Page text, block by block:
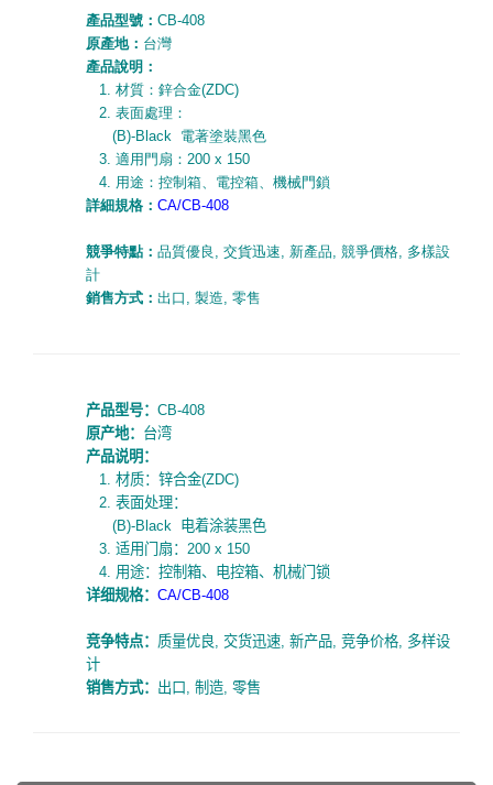
產品型號： CB-408
原產地： 台灣
產品說明：
1. 材質：鋅合金(ZDC)
2. 表面處理：
(B)-Black
電著塗裝黑色
3. 適用門扇： 200 x 150
4. 用途：控制箱、電控箱、機械門鎖
詳細規格 ： CA/CB-408
競爭特點： 品質優良 交貨迅速 新產品 競爭價格 多樣設
計
銷售方式： 出口 製造 零售
产品型号： CB-408
原产地： 台湾
产品说明：
1. 材质：锌合金(ZDC)
2. 表面处理：
(B)-Black
电着涂装黑色
3. 适用门扇： 200 x 150
4. 用途：控制箱、电控箱、机械门锁
详细规格： CA/CB-408
竞争特点： 质量优良 交货迅速 新产品 竞争价格 多样设
计
销售方式： 出口 制造 零售